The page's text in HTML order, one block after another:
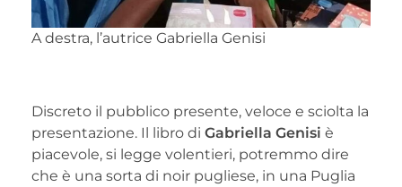
A destra, l’autrice Gabriella Genisi
Discreto il pubblico presente, veloce e sciolta la
presentazione. Il libro di Gabriella Genisi è
piacevole, si legge volentieri, potremmo dire
che è una sorta di noir pugliese, in una Puglia